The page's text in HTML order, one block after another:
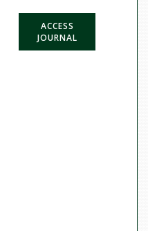
ACCESS
JOURNAL